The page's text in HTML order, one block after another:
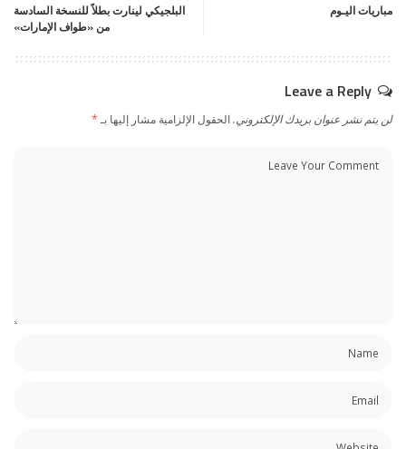
مباريات اليـوم
البلجيكي لينارت بطلاً للنسخة السادسة
من «طواف الإمارات»
Leave a Reply
لن يتم نشر عنوان بريدك الإلكتروني.الحقول الإلزامية مشار إليها بـ*